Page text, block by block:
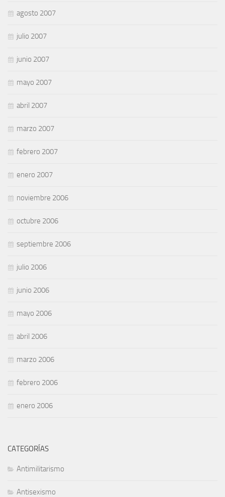
agosto 2007
julio 2007
junio 2007
mayo 2007
abril 2007
marzo 2007
febrero 2007
enero 2007
noviembre 2006
octubre 2006
septiembre 2006
julio 2006
junio 2006
mayo 2006
abril 2006
marzo 2006
febrero 2006
enero 2006
CATEGORÍAS
Antimilitarismo
Antisexismo